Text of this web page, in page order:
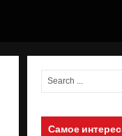
Самое